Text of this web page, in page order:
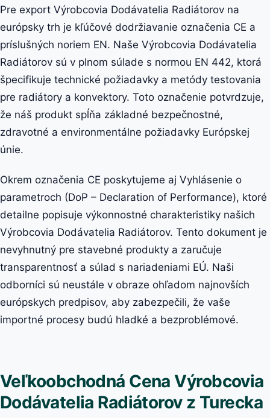
Pre export Výrobcovia Dodávatelia Radiátorov na
európsky trh je kľúčové dodržiavanie označenia CE a
príslušných noriem EN. Naše Výrobcovia Dodávatelia
Radiátorov sú v plnom súlade s normou EN 442, ktorá
špecifikuje technické požiadavky a metódy testovania
pre radiátory a konvektory. Toto označenie potvrdzuje,
že náš produkt spĺňa základné bezpečnostné,
zdravotné a environmentálne požiadavky Európskej
únie.
Okrem označenia CE poskytujeme aj Vyhlásenie o
parametroch (DoP – Declaration of Performance), ktoré
detailne popisuje výkonnostné charakteristiky našich
Výrobcovia Dodávatelia Radiátorov. Tento dokument je
nevyhnutný pre stavebné produkty a zaručuje
transparentnosť a súlad s nariadeniami EÚ. Naši
odborníci sú neustále v obraze ohľadom najnovších
európskych predpisov, aby zabezpečili, že vaše
importné procesy budú hladké a bezproblémové.
Veľkoobchodná Cena Výrobcovia
Dodávatelia Radiátorov z Turecka